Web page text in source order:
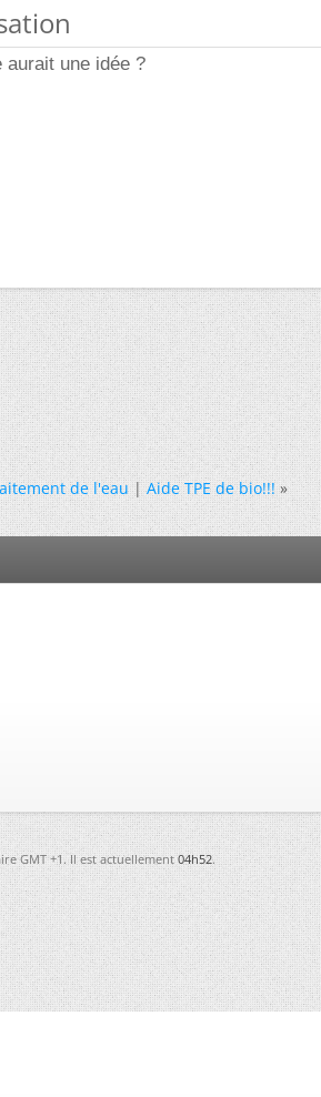
une idée ?
de l'eau|Aide TPE de bio!!! »
GMT +1. Il est actuellement04h52.